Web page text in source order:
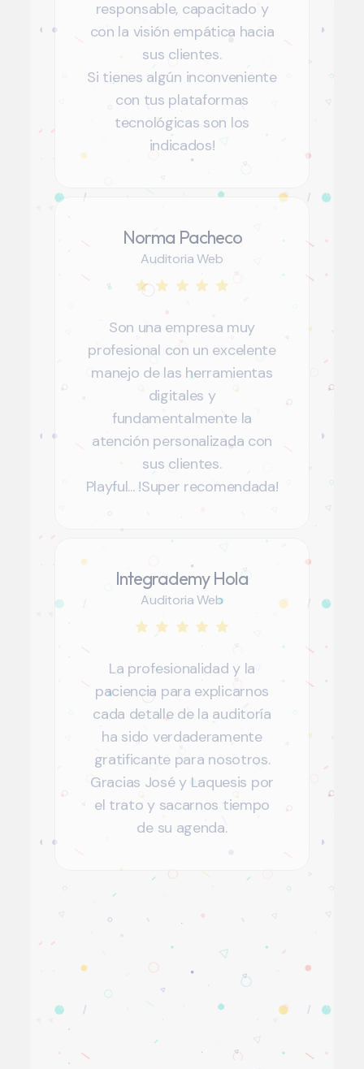
responsable, capacitado y
con la visión empática hacia
sus clientes.
Si tienes algún inconveniente
con tus plataformas
tecnológicas son los
indicados!
Norma Pacheco
Auditoria Web
Son una empresa muy
profesional con un excelente
manejo de las herramientas
digitales y
fundamentalmente la
atención personalizada con
sus clientes.
Playful... !Super recomendada!
Integrademy Hola
Auditoria Web
La profesionalidad y la
paciencia para explicarnos
cada detalle de la auditoría
ha sido verdaderamente
gratificante para nosotros.
Gracias José y Laquesis por
el trato y sacarnos tiempo
de su agenda.